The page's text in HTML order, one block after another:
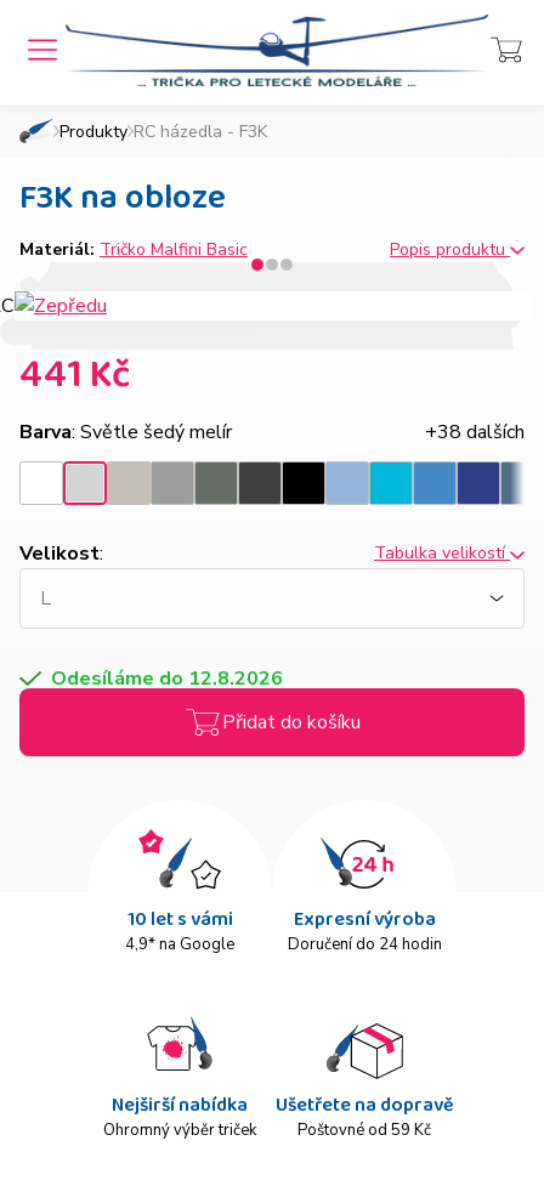
Domů Chcete také takový e-shop?
Přihlášení
»
Produkty »
RC házedla - F3K
F3K na obloze
Materiál: Tričko Malfini Basic Popis produktu
441 Kč
Barva: Světle šedý melír
+38 dalších
šedýšedášedýbřidlicegray
modrá
modrámodrá
Velikost: Tabulka velikostí
Odesíláme do 12.8.2026
Přidat do košíku
10 let s vámi
4,9* na Google
Expresní výroba
Doručení do 24 hodin
Nejširší nabídka
Ohromný výběr triček
Ušetřete na dopravě
Poštovné od 59 Kč